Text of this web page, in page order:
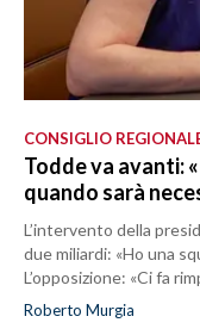
CONSIGLIO
Todde va avanti:
quando sarà
L’intervento della
due miliardi: «Ho una
L’opposizione: «Ci fa
Roberto Murgia